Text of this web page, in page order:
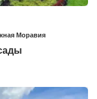
Моравия